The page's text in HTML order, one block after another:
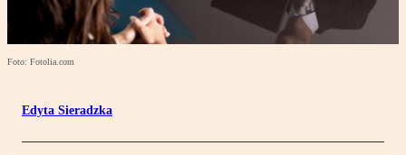
Foto: Fotolia.com
Edyta Sieradzka